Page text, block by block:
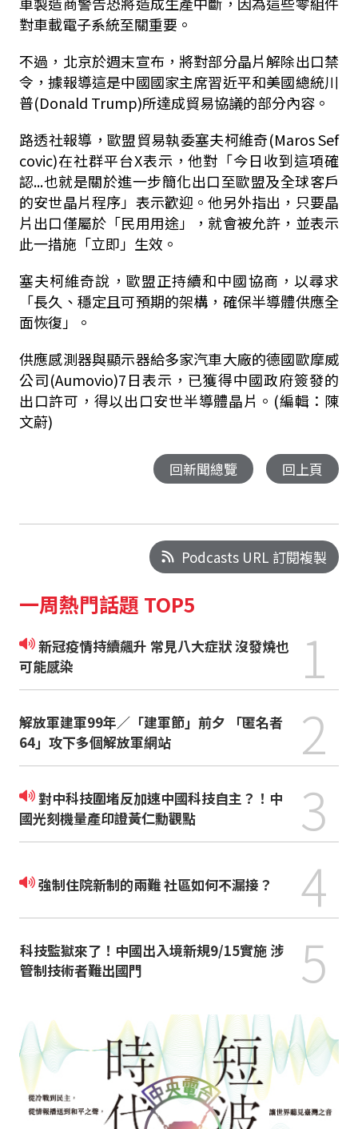
對車載電子系統至關重要。
不過，北京於週末宣布，將對部分晶片解除出口禁
令，據報導這是中國國家主席習近平和美國總統川
普(Donald Trump)所達成貿易協議的部分內容。
路透社報導，歐盟貿易執委塞夫柯維奇(Maros Sef
covic)在社群平台X表示，他對「今日收到這項確
認...也就是關於進一步簡化出口至歐盟及全球客戶
的安世晶片程序」表示歡迎。他另外指出，只要晶
片出口僅屬於「民用用途」，就會被允許，並表示
此一措施「立即」生效。
塞夫柯維奇說，歐盟正持續和中國協商，以尋求
「長久、穩定且可預期的架構，確保半導體供應全
面恢復」。
供應感測器與顯示器給多家汽車大廠的德國歐摩威
公司(Aumovio)7日表示，已獲得中國政府簽發的
出口許可，得以出口安世半導體晶片。(編輯：陳
文蔚)
回新聞總覽 回上頁
Podcasts URL 訂閱複製
一周熱門話題 TOP5
新冠疫情持續飆升 常見八大症狀 沒發燒也
可能感染
1
解放軍建軍99年／「建軍節」前夕 「匿名者
64」攻下多個解放軍網站
2
對中科技圍堵反加速中國科技自主？！中
國光刻機量產印證黃仁勳觀點
3
強制住院新制的兩難 社區如何不漏接？ 4
科技監獄來了！中國出入境新規9/15實施 涉
管制技術者難出國門
5